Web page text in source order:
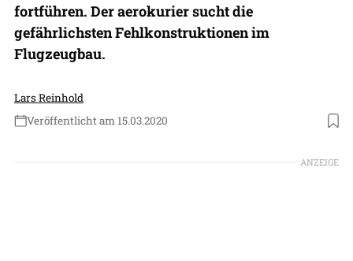
fortführen. Der aerokurier sucht die
gefährlichsten Fehlkonstruktionen im
Flugzeugbau.
Lars Reinhold
Veröffentlicht am 15.03.2020
Foto: BFU
ANZEIGE